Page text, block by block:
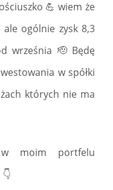
💪 wiem że
ogólnie zysk 8,3
września 🫡 Będę
w spółki
których nie ma
w moim portfelu